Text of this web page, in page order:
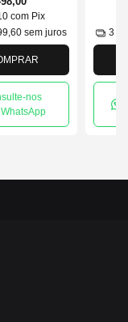
com Pix
sem juros
nos
3